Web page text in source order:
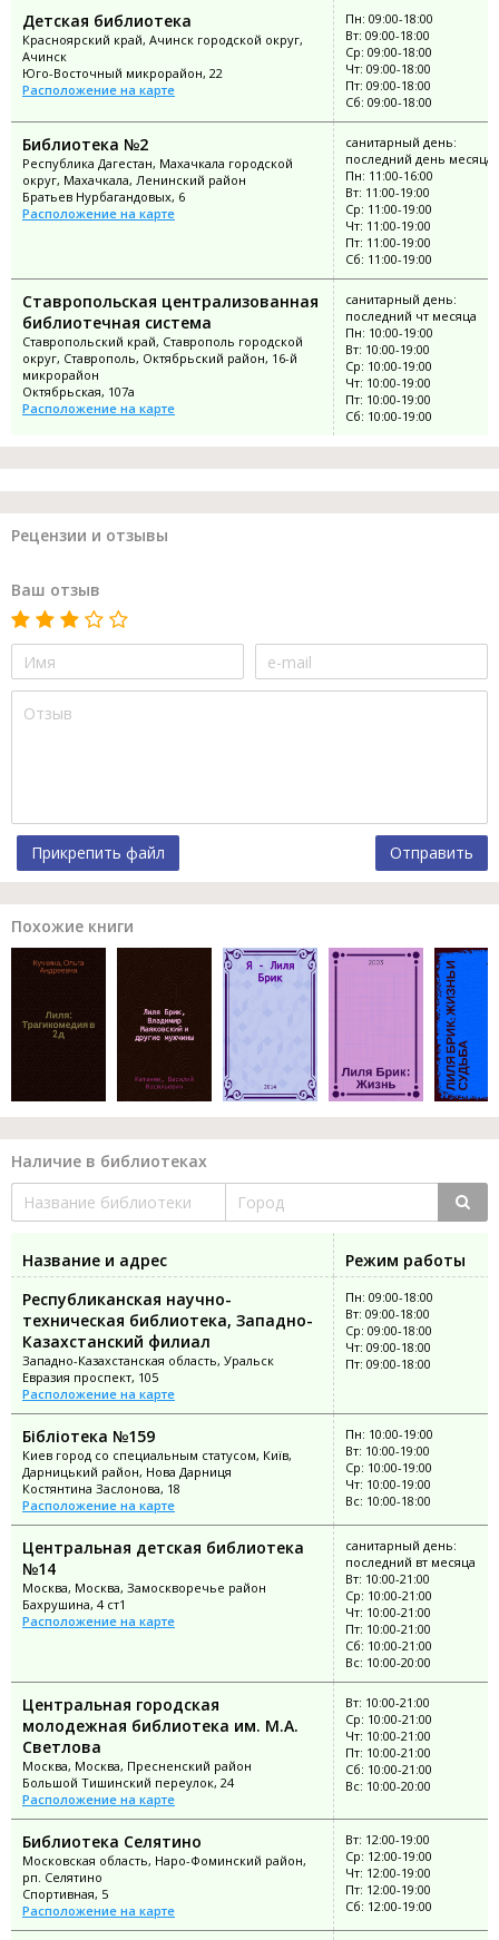
Детская библиотека
Красноярский край, Ачинск городской округ,
Ачинск
Юго-Восточный микрорайон, 22
Расположение на карте
Пн: 09:00-18:00
Вт: 09:00-18:00
Ср: 09:00-18:00
Чт: 09:00-18:00
Пт: 09:00-18:00
Сб: 09:00-18:00
Библиотека №2
Республика Дагестан, Махачкала городской
округ, Махачкала, Ленинский район
Братьев Нурбагандовых, 6
Расположение на карте
санитарный день:
последний день месяца
Пн: 11:00-16:00
Вт: 11:00-19:00
Ср: 11:00-19:00
Чт: 11:00-19:00
Пт: 11:00-19:00
Сб: 11:00-19:00
Ставропольская централизованная
библиотечная система
Ставропольский край, Ставрополь городской
округ, Ставрополь, Октябрьский район, 16-й
микрорайон
Октябрьская, 107а
Расположение на карте
санитарный день:
последний чт месяца
Пн: 10:00-19:00
Вт: 10:00-19:00
Ср: 10:00-19:00
Чт: 10:00-19:00
Пт: 10:00-19:00
Сб: 10:00-19:00
Рецензии и отзывы
Ваш отзыв
Прикрепить файл Отправить
Похожие книги
Наличие в библиотеках
Название и адрес
Режим работы
Республиканская научно-
техническая библиотека, Западно-
Казахстанский филиал
Западно-Казахстанская область, Уральск
Евразия проспект, 105
Расположение на карте
Пн: 09:00-18:00
Вт: 09:00-18:00
Ср: 09:00-18:00
Чт: 09:00-18:00
Пт: 09:00-18:00
Бібліотека №159
Киев город со специальным статусом, Київ,
Дарницький район, Нова Дарниця
Костянтина Заслонова, 18
Расположение на карте
Пн: 10:00-19:00
Вт: 10:00-19:00
Ср: 10:00-19:00
Чт: 10:00-19:00
Вс: 10:00-18:00
Центральная детская библиотека
№14
Москва, Москва, Замоскворечье район
Бахрушина, 4 ст1
Расположение на карте
санитарный день:
последний вт месяца
Вт: 10:00-21:00
Ср: 10:00-21:00
Чт: 10:00-21:00
Пт: 10:00-21:00
Сб: 10:00-21:00
Вс: 10:00-20:00
Центральная городская
молодежная библиотека им. М.А.
Светлова
Москва, Москва, Пресненский район
Большой Тишинский переулок, 24
Расположение на карте
Вт: 10:00-21:00
Ср: 10:00-21:00
Чт: 10:00-21:00
Пт: 10:00-21:00
Сб: 10:00-21:00
Вс: 10:00-20:00
Библиотека Селятино
Московская область, Наро-Фоминский район,
рп. Селятино
Спортивная, 5
Расположение на карте
Вт: 12:00-19:00
Ср: 12:00-19:00
Чт: 12:00-19:00
Пт: 12:00-19:00
Сб: 12:00-19:00